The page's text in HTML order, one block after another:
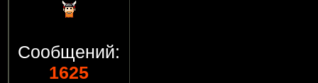
Сообщений:
1625